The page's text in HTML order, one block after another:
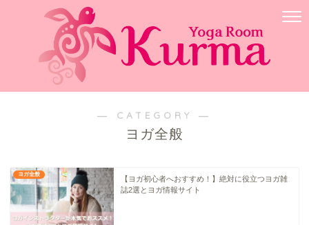
― CATEGORY ―
ヨガ全般
ヨガ全般
【ヨガ初心者へおすすめ！】絶対に役立つヨガ雑
誌2選とヨガ情報サイト